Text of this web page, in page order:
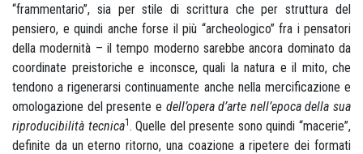
“frammentario”, sia per stile di scrittura che per struttura del
pensiero, e quindi anche forse il più “archeologico” fra i pensatori
della modernità – il tempo moderno sarebbe ancora dominato da
coordinate preistoriche e inconsce, quali la natura e il mito, che
tendono a rigenerarsi continuamente anche nella mercificazione e
omologazione del presente e dell’opera d’arte nell’epoca della sua
riproducibilità tecnica1. Quelle del presente sono quindi “macerie”,
definite da un eterno ritorno, una coazione a ripetere dei formati